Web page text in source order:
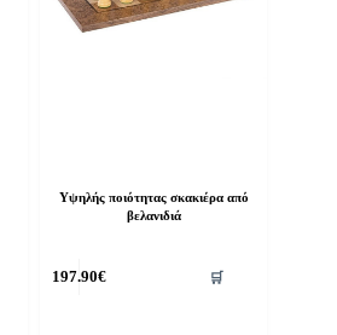
Υψηλής ποιότητας σκακιέρα από
βελανιδιά
197.90€ 🛒